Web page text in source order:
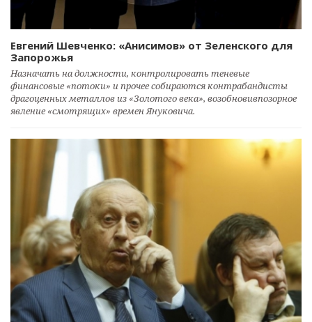
Евгений Шевченко: «Анисимов» от Зеленского для
Запорожья
Назначать на должности, контролировать теневые
финансовые «потоки» и прочее собираются контрабандисты
драгоценных металлов из «Золотого века», возобновивпозорное
явление «смотрящих» времен Януковича.